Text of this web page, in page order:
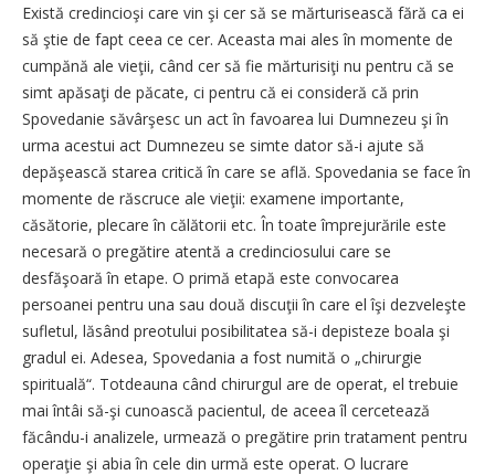
Există credincioşi care vin şi cer să se mărturisească fără ca ei
să ştie de fapt ceea ce cer. Aceasta mai ales în momente de
cumpănă ale vieţii, când cer să fie mărturisiţi nu pentru că se
simt apăsaţi de păcate, ci pentru că ei consideră că prin
Spovedanie săvârşesc un act în favoarea lui Dumnezeu şi în
urma acestui act Dumnezeu se simte dator să-i ajute să
depăşească starea critică în care se află. Spovedania se face în
momente de răscruce ale vieţii: examene importante,
căsătorie, plecare în călătorii etc. În toate împrejurările este
necesară o pregătire atentă a credinciosului care se
desfăşoară în etape. O primă etapă este convocarea
persoanei pentru una sau două discuţii în care el îşi dezveleşte
sufletul, lăsând preotului posibilitatea să-i depisteze boala şi
gradul ei. Adesea, Spovedania a fost numită o „chirurgie
spirituală“. Totdeauna când chirurgul are de operat, el trebuie
mai întâi să-şi cunoască pacientul, de aceea îl cercetează
făcându-i analizele, urmează o pregătire prin tratament pentru
operaţie şi abia în cele din urmă este operat. O lucrare